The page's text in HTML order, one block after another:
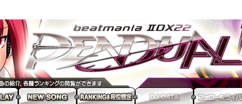
beatmania IIDX 22 PENDUAL